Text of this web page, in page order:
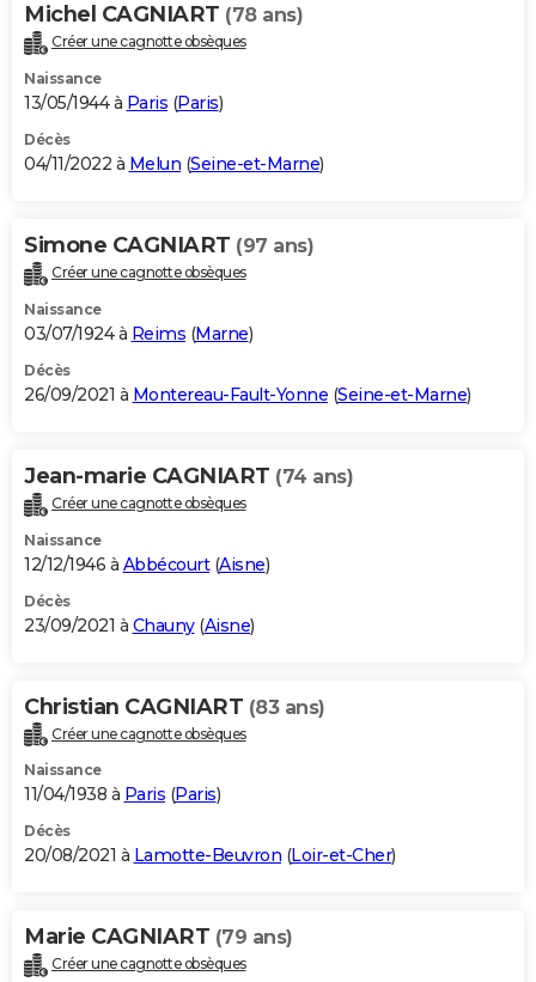
Michel CAGNIART (78 ans)
Créer une cagnotte obsèques
Naissance
13/05/1944 à Paris (Paris)
Décès
04/11/2022 à Melun (Seine-et-Marne)
Simone CAGNIART (97 ans)
Créer une cagnotte obsèques
Naissance
03/07/1924 à Reims (Marne)
Décès
26/09/2021 à Montereau-Fault-Yonne (Seine-et-Marne)
Jean-marie CAGNIART (74 ans)
Créer une cagnotte obsèques
Naissance
12/12/1946 à Abbécourt(Aisne)
Décès
23/09/2021 à Chauny(Aisne)
Christian CAGNIART (83 ans)
Créer une cagnotte obsèques
Naissance
11/04/1938 à Paris (Paris)
Décès
20/08/2021 à Lamotte-Beuvron (Loir-et-Cher)
Marie CAGNIART (79 ans)
Créer une cagnotte obsèques